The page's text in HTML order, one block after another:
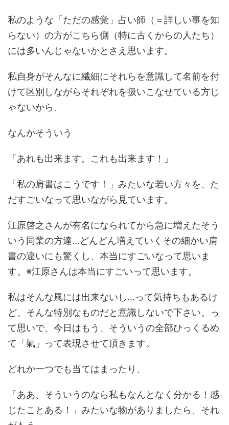
私のような「ただの感覚」占い師（＝詳しい事を知
らない）の方がこちら側（特に古くからの人たち）
には多いんじゃないかとさえ思います。
私自身がそんなに繊細にそれらを意識して名前を付
けて区別しながらそれぞれを扱いこなせている方じ
ゃないから、
なんかそういう
「あれも出来ます。これも出来ます！」
「私の肩書はこうです！」みたいな若い方々を、た
だすごいなって思いながら見ています。
江原啓之さんが有名になられてから急に増えたそう
いう同業の方達…どんどん増えていくその細かい肩
書の違いにも驚くし、本当にすごいなって思いま
す。※江原さんは本当にすごいって思います。
私はそんな風には出来ないし…って気持ちもあるけ
ど、そんな特別なものだと意識しないで下さい。っ
て思いで、今日はもう、そういうの全部ひっくるめ
て「氣」って表現させて頂きます。
どれか一つでも当てはまったり、
「ああ、そういうのなら私もなんとなく分かる！感
じたことある！」みたいな物がありましたら、それ